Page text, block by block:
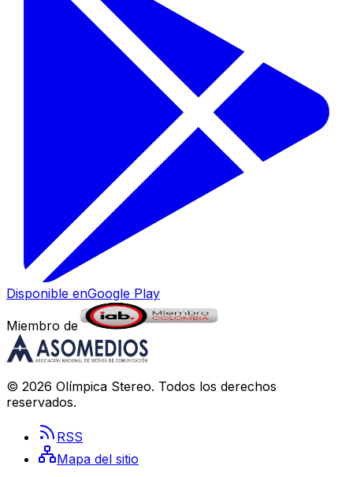
Disponible enGoogle Play
Miembro de
© 2026 Olímpica Stereo. Todos los derechos
reservados.
RSS
Mapa del sitio